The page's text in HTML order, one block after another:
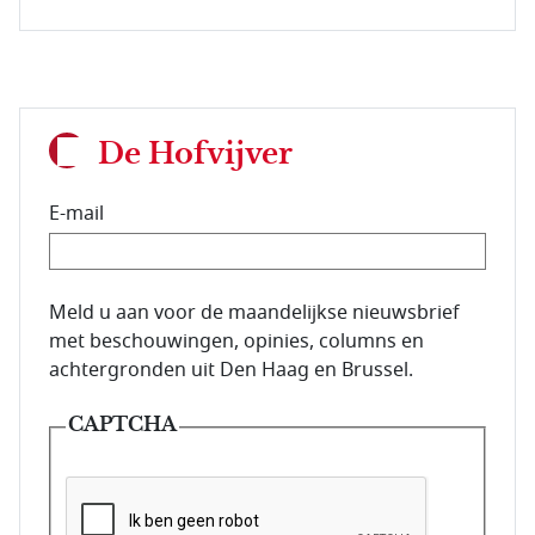
De Hofvijver
E-mail
E-mailadres van de abonnee.
Meld u aan voor de maandelijkse nieuwsbrief
met beschouwingen, opinies, columns en
achtergronden uit Den Haag en Brussel.
CAPTCHA